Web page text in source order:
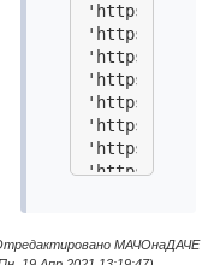
'https://
'https://
'https://
'https://
'https://
'https://
'https://
'https://
'https:// МАЧОнаДАЧЕ